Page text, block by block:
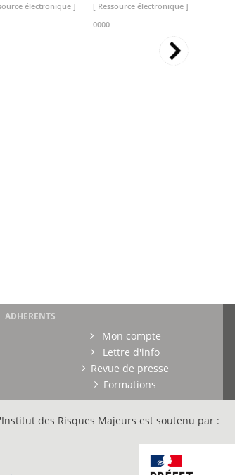
électronique ]
[ Ressource électronique ]
0000
[
ADHERENTS
Mon compte
Lettre d'info
Revue de presse
Formations
des Risques Majeurs est soutenu par :